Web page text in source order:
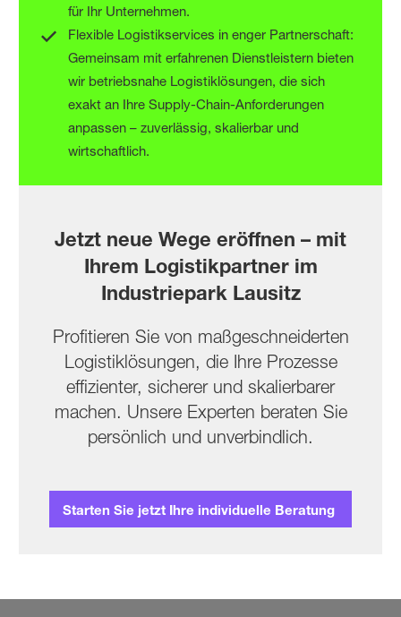
für Ihr Unternehmen.
Flexible Logistikservices in enger Partnerschaft:
Gemeinsam mit erfahrenen Dienstleistern bieten
wir betriebsnahe Logistiklösungen, die sich
exakt an Ihre Supply-Chain-Anforderungen
anpassen – zuverlässig, skalierbar und
wirtschaftlich.
Jetzt neue Wege eröffnen – mit
Ihrem Logistik­partner im
Industriepark Lausitz
Profitieren Sie von maßge­schnei­derten
Logistik­lösungen, die Ihre Prozesse
effizien­ter, sicherer und skalier­barer
machen. Unsere Experten beraten Sie
per­sön­lich und unver­bindlich.
Starten Sie jetzt Ihre individuelle Beratung